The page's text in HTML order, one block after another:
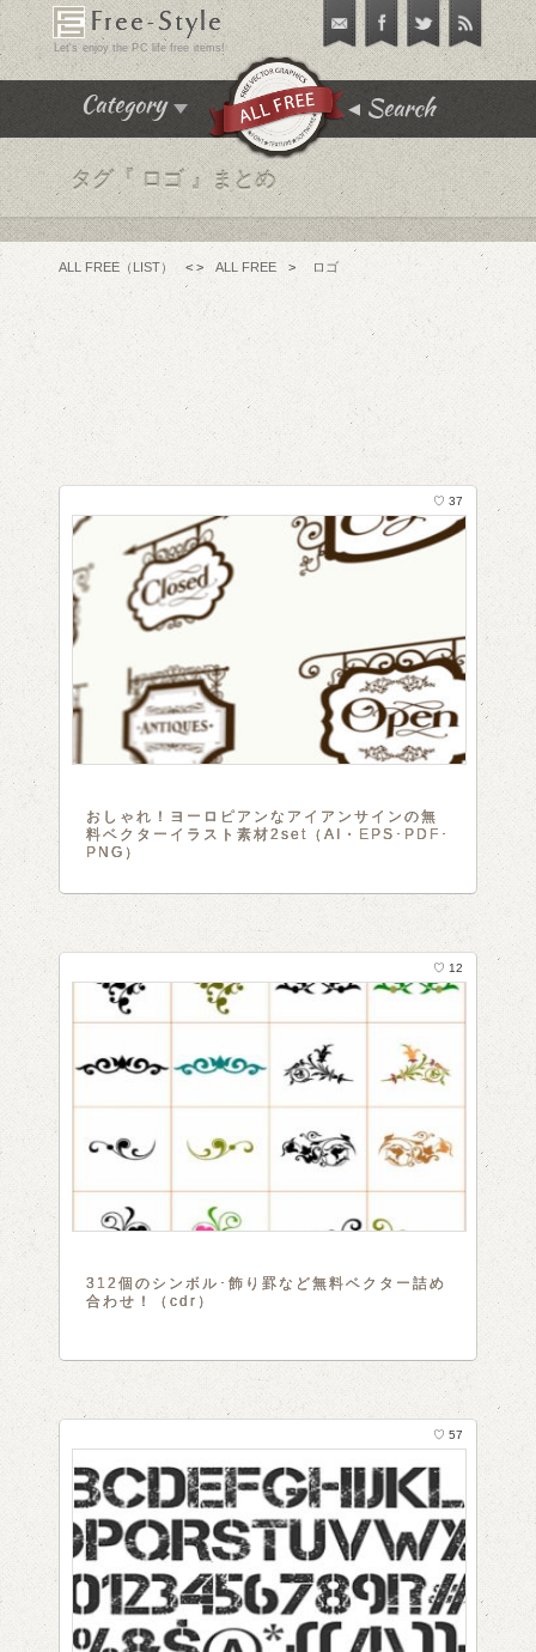
Free-Style
Let's enjoy the PC life free items!
Category
飾り枠･飾り罫･イラスト
テクスチャ･パターン
フリーフォント
アイコン
チュートリアル
フリーソフト
PC便利機能
WEBテンプレート･テーマ
Search
ALL FREE（LIST） < > ALL FREE > ロゴ
タグ『ロゴ 』まとめ
おしゃれ！ヨーロピアンなアイアンサインの無
料ベクターイラスト素材2set（AI・EPS･PDF･
PNG）
♡ 37
312個のシンボル･飾り罫など無料ベクター詰め
合わせ！（cdr）
♡ 12
♡ 57